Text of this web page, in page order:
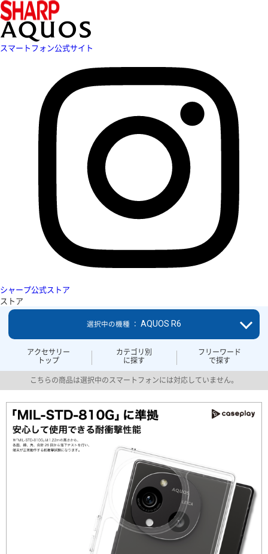
スマートフォン公式サイト
シャープ公式ストア
ストア
アクセサリー
トップ
カテゴリ別
に探す
フリーワード
で探す
選択中の機種 ： AQUOS R6
こちらの商品は選択中のスマートフォンには対応していません。